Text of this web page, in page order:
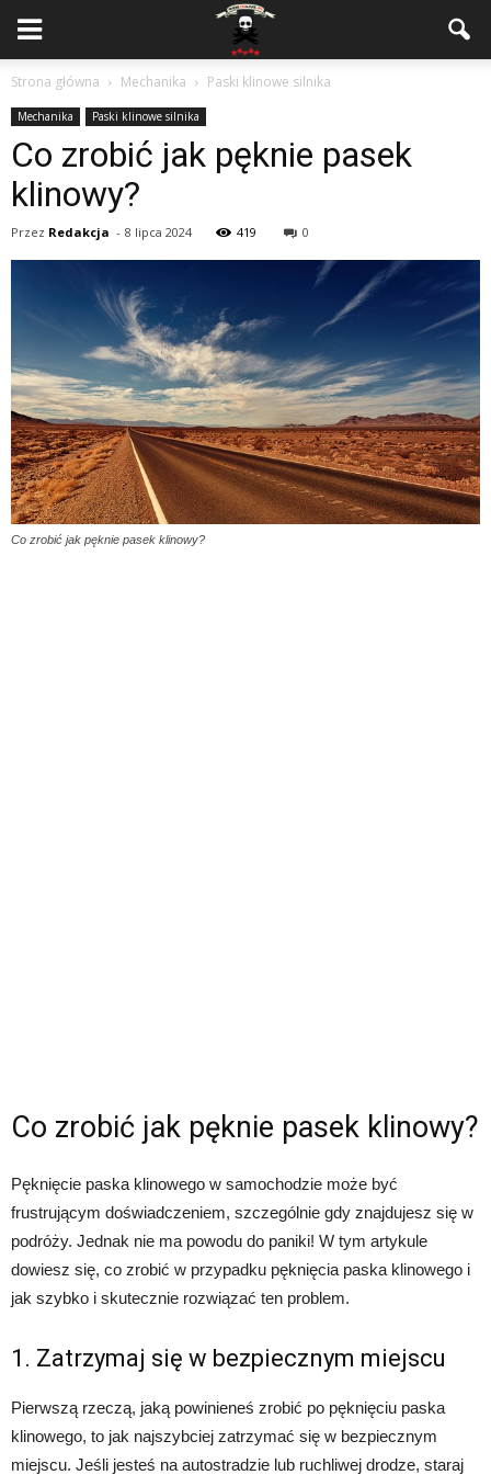
Strona główna Mechanika Paski klinowe silnika
Mechanika Paski klinowe silnika
Co zrobić jak pęknie pasek
klinowy?
Przez Redakcja - 8 lipca 2024 419 0
Co zrobić jak pęknie pasek klinowy?
Co zrobić jak pęknie pasek klinowy?
Pęknięcie paska klinowego w samochodzie może być
frustrującym doświadczeniem, szczególnie gdy znajdujesz się w
podróży. Jednak nie ma powodu do paniki! W tym artykule
dowiesz się, co zrobić w przypadku pęknięcia paska klinowego i
jak szybko i skutecznie rozwiązać ten problem.
1. Zatrzymaj się w bezpiecznym miejscu
Pierwszą rzeczą, jaką powinieneś zrobić po pęknięciu paska
klinowego, to jak najszybciej zatrzymać się w bezpiecznym
miejscu. Jeśli jesteś na autostradzie lub ruchliwej drodze, staraj